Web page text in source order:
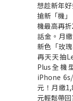
想趁新年
搶新「機
機最高再
話金。月
新色「玫
再天天抽
Plus全機
iPhone
元！月繳
元輕鬆帶